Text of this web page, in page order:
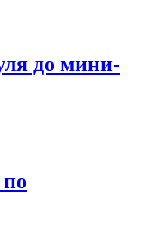
до мини-